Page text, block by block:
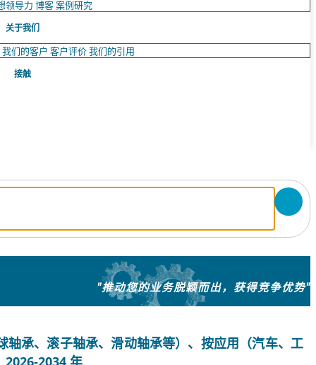
领导力 博客案例研究
关于我们
我们的客户 客户评价我们的引用
接触
"推动您的业务脱颖而出，获得竞争优势"
承、滚子轴承、滑动轴承等）、按应用（汽车、工
2026-2034 年